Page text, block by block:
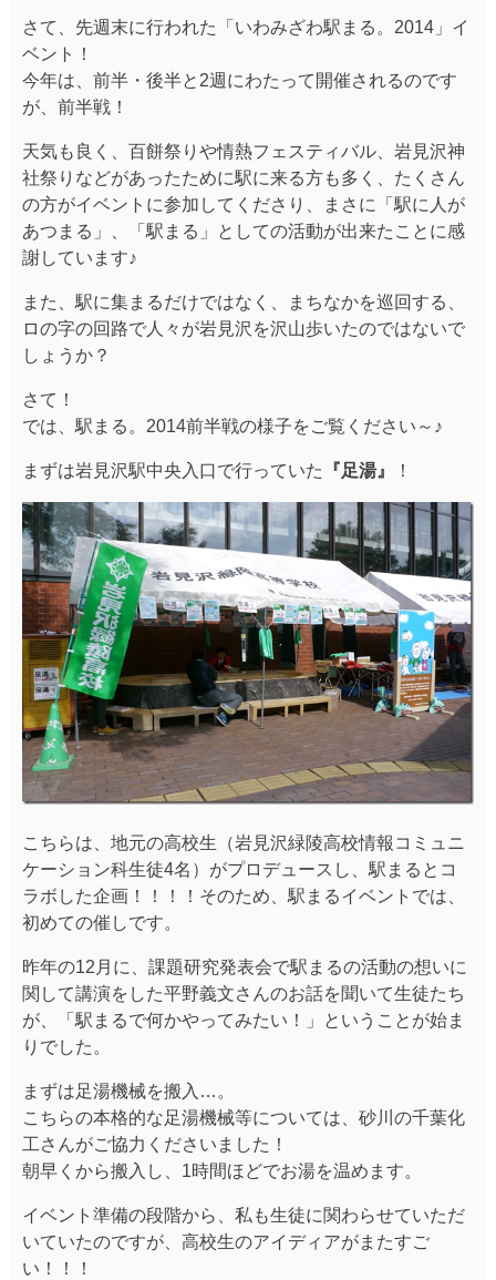
さて、先週末に行われた「いわみざわ駅まる。2014」イ
ベント！
今年は、前半・後半と2週にわたって開催されるのです
が、前半戦！
天気も良く、百餅祭りや情熱フェスティバル、岩見沢神
社祭りなどがあったために駅に来る方も多く、たくさん
の方がイベントに参加してくださり、まさに「駅に人が
あつまる」、「駅まる」としての活動が出来たことに感
謝しています♪
また、駅に集まるだけではなく、まちなかを巡回する、
ロの字の回路で人々が岩見沢を沢山歩いたのではないで
しょうか？
さて！
では、駅まる。2014前半戦の様子をご覧ください～♪
まずは岩見沢駅中央入口で行っていた 『足湯』 ！
こちらは、地元の高校生（岩見沢緑陵高校情報コミュニ
ケーション科生徒4名）がプロデュースし、駅まるとコ
ラボした企画！！！！そのため、駅まるイベントでは、
初めての催しです。
昨年の12月に、課題研究発表会で駅まるの活動の想いに
関して講演をした平野義文さんのお話を聞いて生徒たち
が、「駅まるで何かやってみたい！」ということが始ま
りでした。
まずは足湯機械を搬入…。
こちらの本格的な足湯機械等については、砂川の千葉化
工さんがご協力くださいました！
朝早くから搬入し、1時間ほどでお湯を温めます。
イベント準備の段階から、私も生徒に関わらせていただ
いていたのですが、高校生のアイディアがまたすご
い！！！